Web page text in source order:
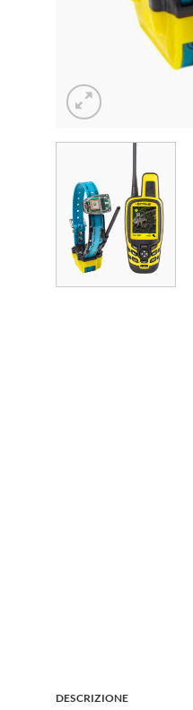
DESCRIZIONE